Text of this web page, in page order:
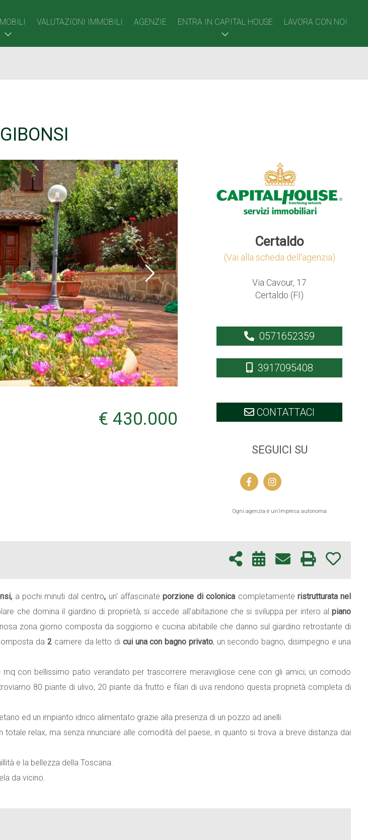
VALUTAZIONI IMMOBILI AGENZIE ENTRA IN CAPITAL HOUSE LAVORA CON NOI
€ 430.000
Certaldo
(Vai alla scheda dell'agenzia)
Via Cavour, 17
Certaldo (FI)
0571652359
3917095408
CONTATTACI
SEGUICI SU
Ogni agenzia è un’impresa autonoma
, a pochi minuti dal centro, un' affascinate porzione di colonica completamente ristrutturata nel
che domina il giardino di proprietà, si accede all'abitazione che si sviluppa per intero alpiano
zona giorno composta da soggiorno e cucina abitabile che danno sul giardino retrostante di
da 2 camere da letto di cui una con bagno privato, un secondo bagno, disimpegno e una
con bellissimo patio verandato per trascorrere meravigliose cene con gli amici; un comodo
80 piante di ulivo, 20 piante da frutto e filari di uva rendono questa proprietà completa di
ed un impianto idrico alimentato grazie alla presenza di un pozzo ad anelli.
relax, ma senza rinunciare alle comodità del paese, in quanto si trova a breve distanza dai
e la bellezza della Toscana.
da vicino.